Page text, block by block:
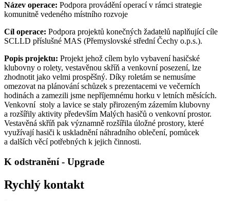
Název operace: Podpora provádění operací v rámci strategie
komunitně vedeného místního rozvoje
Cíl operace: Podpora projektů konečných žadatelů naplňující cíle
SCLLD příslušné MAS (Přemyslovské střední Čechy o.p.s.).
Popis projektu: Projekt jehož cílem bylo vybavení hasičské
klubovny o rolety, vestavěnou skříň a venkovní posezení, lze
zhodnotit jako velmi prospěšný. Díky roletám se nemusíme
omezovat na plánování schůzek s prezentacemi ve večerních
hodinách a zamezili jsme nepříjemnému horku v letních měsících.
Venkovní stoly a lavice se staly přirozeným zázemím klubovny
a rozšířily aktivity především Malých hasičů o venkovní prostor.
Vestavěná skříň pak významně rozšířila úložné prostory, které
využívají hasiči k uskladnění náhradního oblečení, pomůcek
a dalších věcí potřebných k jejich činnosti.
K odstranění - Upgrade
Rychlý kontakt